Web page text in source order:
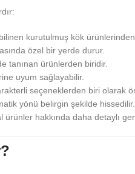
kurutulmuş kök
özel bir yerde durur.
tanınan ürünlerden biridir.
uyum sağlayabilir.
seçeneklerden biri olarak
yönü belirgin şekilde hissedilir.
ürünler hakkında daha detaylı